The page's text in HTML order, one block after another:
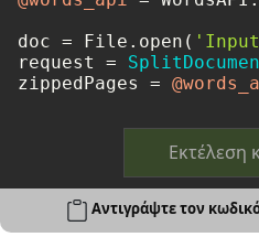
doc = File.open(
request =
zippedPages =
Εκτέλεση
Αντιγράψτε τον